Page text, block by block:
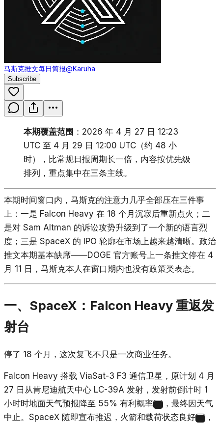
马斯克推文每日简报@Karuha
Subscribe
本期覆盖范围 ：2026 年 4 月 27 日 12:23
UTC 至 4 月 29 日 12:00 UTC（约 48 小
时），比常规日报周期长一倍，内容按优先级
排列，重点集中在三条主线。
本期时间窗口内，马斯克的注意力几乎全部压在三件事
上：一是 Falcon Heavy 在 18 个月沉寂后重新点火；二
是对 Sam Altman 的诉讼攻势升级到了一个新的语言烈
度；三是 SpaceX 的 IPO 轮廓在市场上越来越清晰。政治
推文本期基本缺席——DOGE 官方账号上一条推文停在 4
月 11 日，马斯克本人在窗口期内也没有政策类表态。
一、SpaceX：Falcon Heavy 重返发
射台
停了 18 个月，这次复飞不只是一次商业任务。
Falcon Heavy 搭载 ViaSat-3 F3 通信卫星，原计划 4 月
27 日从肯尼迪航天中心 LC-39A 发射，发射前倒计时 1
小时时地面天气预报降至 55% 有利概率
，最终因天气
中止。SpaceX 随即宣布推迟，火箭和载荷状态良好
，